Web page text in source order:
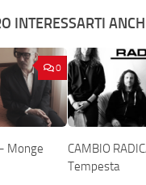
INTERESSARTI
0
Monge
CAMBIO
Tempesta